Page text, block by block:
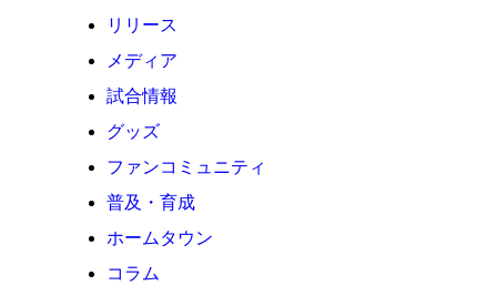
バモス
チアダンススクール
ボランティアチーム「volundeer」
ビクトリーロード
HOMEGAME
観戦ルール＆マナー
ホームゲーム運営管理規定
Jリーグ運営管理規定
リリース
メディア
試合情報
グッズ
ファンコミュニティ
普及・育成
ホームタウン
コラム